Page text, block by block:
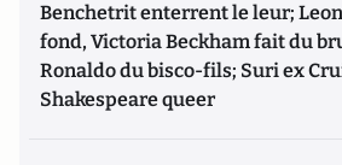
Benchetrit enterrent le leur;
fond, Victoria Beckham fait du
Ronaldo du bisco-fils; Suri ex
Shakespeare queer